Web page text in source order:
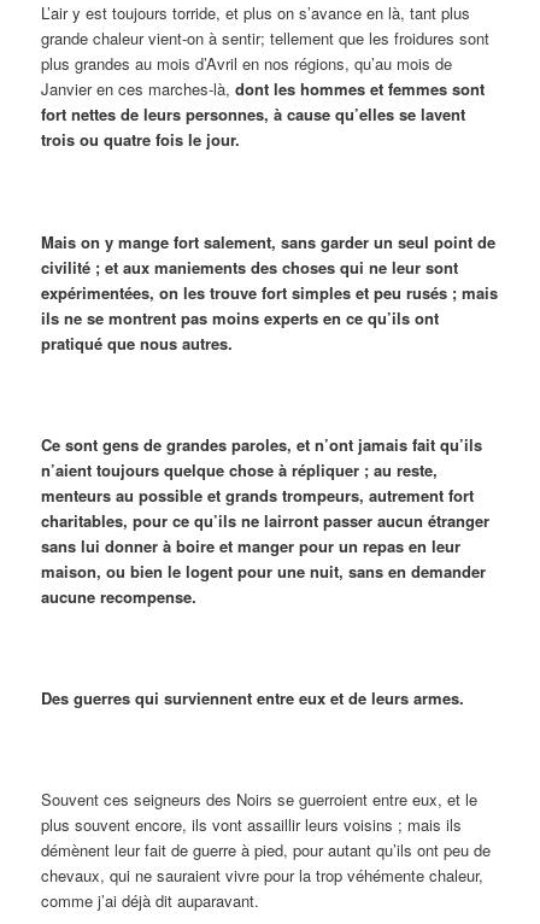
L’air y est toujours torride, et plus on s’avance en là, tant plus
grande chaleur vient-on à sentir; tellement que les froidures sont
plus grandes au mois d’Avril en nos régions, qu’au mois de
Janvier en ces marches-là,dont les hommes et femmes sont
fort nettes de leurs personnes, à cause qu’elles se lavent
trois ou quatre fois le jour.
Mais on y mange fort salement, sans garder un seul point de
civilité ; et aux maniements des choses qui ne leur sont
expérimentées, on les trouve fort simples et peu rusés ; mais
ils ne se montrent pas moins experts en ce qu’ils ont
pratiqué que nous autres.
Ce sont gens de grandes paroles, et n’ont jamais fait qu’ils
n’aient toujours quelque chose à répliquer ; au reste,
menteurs au possible et grands trompeurs, autrement fort
charitables, pour ce qu’ils ne lairront passer aucun étranger
sans lui donner à boire et manger pour un repas en leur
maison, ou bien le logent pour une nuit, sans en demander
aucune recompense.
Des guerres qui surviennent entre eux et de leurs armes.
Souvent ces seigneurs des Noirs se guerroient entre eux, et le
plus souvent encore, ils vont assaillir leurs voisins ; mais ils
démènent leur fait de guerre à pied, pour autant qu’ils ont peu de
chevaux, qui ne sauraient vivre pour la trop véhémente chaleur,
comme j’ai déjà dit auparavant.